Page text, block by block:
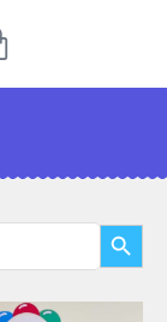
Search Button